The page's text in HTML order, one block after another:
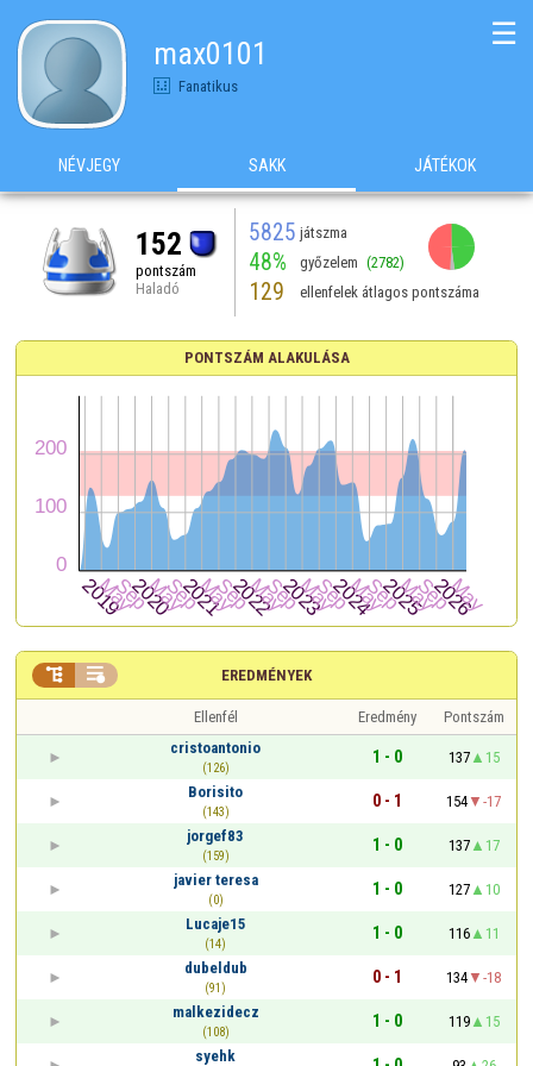
max0101
Fanatikus
☰
NÉVJEGY SAKK JÁTÉKOK
152
pontszám
Haladó
5825 játszma
48% győzelem (2782)
129 ellenfelek átlagos pontszáma
PONTSZÁM ALAKULÁSA
EREDMÉNYEK
 
Ellenfél Eredmény
Pontszám
cristoantonio
(126)
1 - 0 137
15
Borisito
(143)
0 - 1 154
-17
jorgef83
(159)
1 - 0 137
17
javier teresa
(0)
1 - 0 127
10
Lucaje15
(14)
1 - 0 116
11
dubeldub
(91)
0 - 1 134
-18
malkezidecz
(108)
1 - 0 119
15
syehk